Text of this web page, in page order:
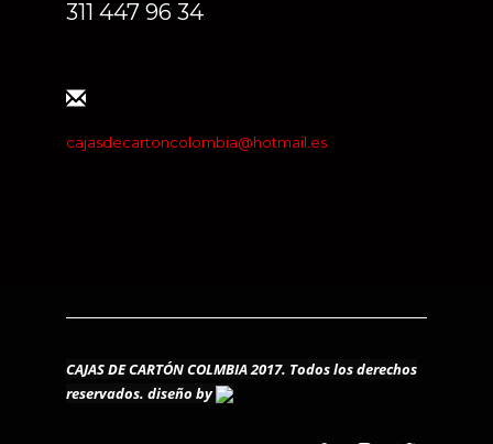
311 447 96 34
cajasdecartoncolombia@hotmail.es
CAJAS DE CARTÓN COLMBIA 2017. Todos los derechos
reservados. diseño by